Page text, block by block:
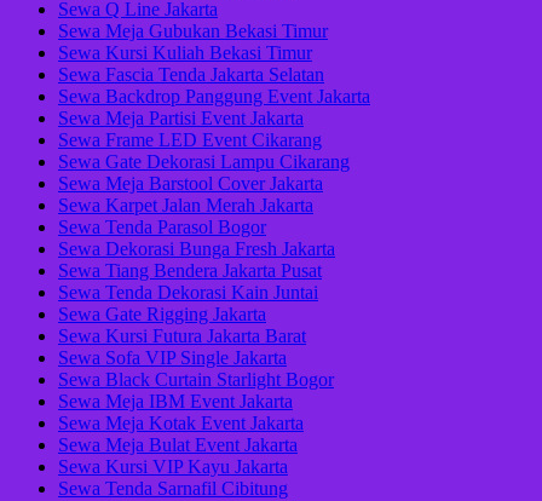
Sewa Q Line Jakarta
Sewa Meja Gubukan Bekasi Timur
Sewa Kursi Kuliah Bekasi Timur
Sewa Fascia Tenda Jakarta Selatan
Sewa Backdrop Panggung Event Jakarta
Sewa Meja Partisi Event Jakarta
Sewa Frame LED Event Cikarang
Sewa Gate Dekorasi Lampu Cikarang
Sewa Meja Barstool Cover Jakarta
Sewa Karpet Jalan Merah Jakarta
Sewa Tenda Parasol Bogor
Sewa Dekorasi Bunga Fresh Jakarta
Sewa Tiang Bendera Jakarta Pusat
Sewa Tenda Dekorasi Kain Juntai
Sewa Gate Rigging Jakarta
Sewa Kursi Futura Jakarta Barat
Sewa Sofa VIP Single Jakarta
Sewa Black Curtain Starlight Bogor
Sewa Meja IBM Event Jakarta
Sewa Meja Kotak Event Jakarta
Sewa Meja Bulat Event Jakarta
Sewa Kursi VIP Kayu Jakarta
Sewa Tenda Sarnafil Cibitung